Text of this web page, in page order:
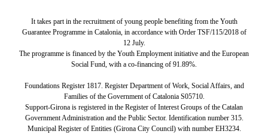
It takes part in the recruitment of young people benefiting from the Youth
Guarantee Programme in Catalonia, in accordance with Order TSF/115/2018 of
12 July.
The programme is financed by the Youth Employment initiative and the European
Social Fund, with a co-financing of 91.89%.
Foundations Register 1817. Register Department of Work, Social Affairs, and
Families of the Government of Catalonia S05710.
Support-Girona is registered in the Register of Interest Groups of the Catalan
Government Administration and the Public Sector. Identification number 315.
Municipal Register of Entities (Girona City Council) with number EH3234.